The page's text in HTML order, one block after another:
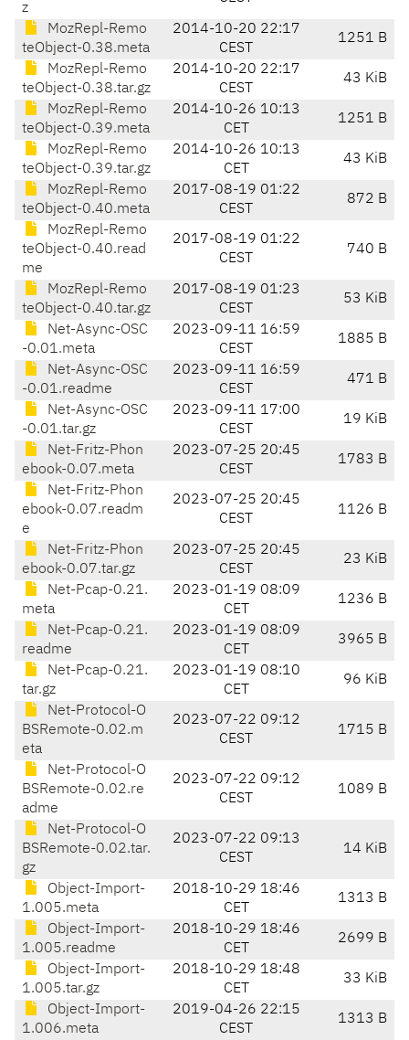
z
MozRepl-Remo
teObject-0.38.meta
2014-10-20 22:17
CEST
1251 B
MozRepl-Remo
teObject-0.38.tar.gz
2014-10-20 22:17
CEST
43 KiB
MozRepl-Remo
teObject-0.39.meta
2014-10-26 10:13
CET
1251 B
MozRepl-Remo
teObject-0.39.tar.gz
2014-10-26 10:13
CET
43 KiB
MozRepl-Remo
teObject-0.40.meta
2017-08-19 01:22
CEST
872 B
MozRepl-Remo
teObject-0.40.read
me
2017-08-19 01:22
CEST
740 B
MozRepl-Remo
teObject-0.40.tar.gz
2017-08-19 01:23
CEST
53 KiB
Net-Async-OSC
-0.01.meta
2023-09-11 16:59
CEST
1885 B
Net-Async-OSC
-0.01.readme
2023-09-11 16:59
CEST
471 B
Net-Async-OSC
-0.01.tar.gz
2023-09-11 17:00
CEST
19 KiB
Net-Fritz-Phon
ebook-0.07.meta
2023-07-25 20:45
CEST
1783 B
Net-Fritz-Phon
ebook-0.07.readm
e
2023-07-25 20:45
CEST
1126 B
Net-Fritz-Phon
ebook-0.07.tar.gz
2023-07-25 20:45
CEST
23 KiB
Net-Pcap-0.21.
meta
2023-01-19 08:09
CET
1236 B
Net-Pcap-0.21.
readme
2023-01-19 08:09
CET
3965 B
Net-Pcap-0.21.
tar.gz
2023-01-19 08:10
CET
96 KiB
Net-Protocol-O
BSRemote-0.02.m
eta
2023-07-22 09:12
CEST
1715 B
Net-Protocol-O
BSRemote-0.02.re
adme
2023-07-22 09:12
CEST
1089 B
Net-Protocol-O
BSRemote-0.02.tar.
gz
2023-07-22 09:13
CEST
14 KiB
Object-Import-
1.005.meta
2018-10-29 18:46
CET
1313 B
Object-Import-
1.005.readme
2018-10-29 18:46
CET
2699 B
Object-Import-
1.005.tar.gz
2018-10-29 18:48
CET
33 KiB
Object-Import-
1.006.meta
2019-04-26 22:15
CEST
1313 B